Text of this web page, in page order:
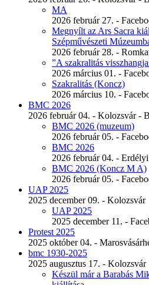
MA
2026 február 27. -
Megnyílt az Ars Sacra
Szépművészeti
2026 február 28. -
”A szakralitás
2026 március 01. -
Szakralitás (Koncz)
2026 március 10. -
BMC 2026
2026 február 04. - Kolozsvár -
BMC 2026 (muzeum)
2026 február 05. -
BMC 2026
2026 február 04. -
BMC 2026 (Koncz M A)
2026 február 05. -
UAP 2025
2025 december 09. - Kolozsvár
UAP 2025
2025 december 11. -
Protest 2025
2025 október 04. -
bmc 1930-2025
2025 augusztus 17. - Kolozsvár
Készül már a Barabás